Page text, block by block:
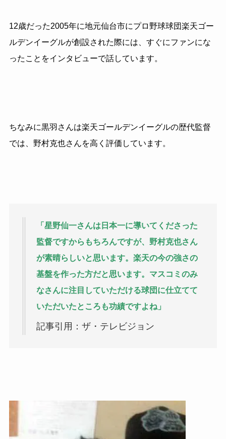
12歳だった2005年に地元仙台市にプロ野球球団楽天ゴー
ルデンイーグルが創設された際には、すぐにファンにな
ったことをインタビューで話しています。
ちなみに黒羽さんは楽天ゴールデンイーグルの歴代監督
では、野村克也さんを高く評価しています。
「星野仙一さんは日本一に導いてくださった
監督ですからもちろんですが、野村克也さん
が素晴らしいと思います。楽天の今の強さの
基盤を作った方だと思います。マスコミのみ
なさんに注目していただける球団に仕立てて
いただいたところも功績ですよね」
記事引用：ザ・テレビジョン